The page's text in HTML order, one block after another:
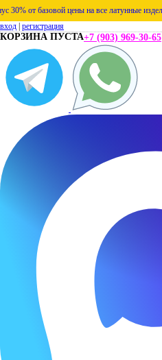
от базовой цены на все латунные изделия!!!
вход регистрация
КОРЗИНА ПУСТА+7 (903) 969-30-65